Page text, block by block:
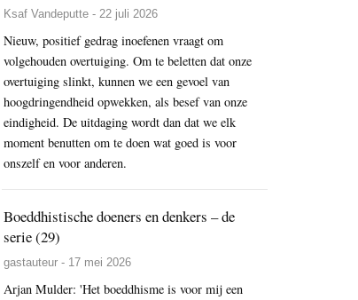
Ksaf Vandeputte - 22 juli 2026
Nieuw, positief gedrag inoefenen vraagt om
volgehouden overtuiging. Om te beletten dat onze
overtuiging slinkt, kunnen we een gevoel van
hoogdringendheid opwekken, als besef van onze
eindigheid. De uitdaging wordt dan dat we elk
moment benutten om te doen wat goed is voor
onszelf en voor anderen.
Boeddhistische doeners en denkers – de
serie (29)
gastauteur - 17 mei 2026
Arjan Mulder: 'Het boeddhisme is voor mij een